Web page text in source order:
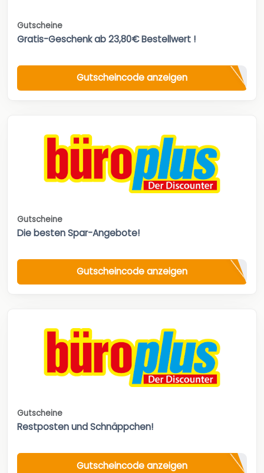
Gutscheine
Gratis-Geschenk ab 23,80€ Bestellwert !
Gutscheincode anzeigen
Gutscheine
Die besten Spar-Angebote!
Gutscheincode anzeigen
Gutscheine
Restposten und Schnäppchen!
Gutscheincode anzeigen